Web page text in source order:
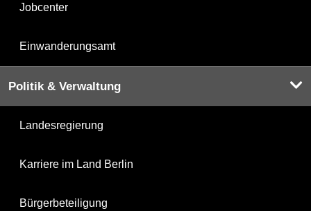
Jobcenter
Einwanderungsamt
Politik & Verwaltung
Landesregierung
Karriere im Land Berlin
Bürgerbeteiligung